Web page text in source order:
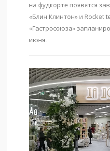
на фудкорте появятся
«Блин Клинтон» и Rocket
«Гастросоюза»
июня.